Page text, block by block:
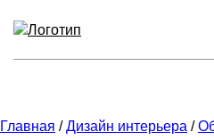
Главная /Дизайн интерьера /